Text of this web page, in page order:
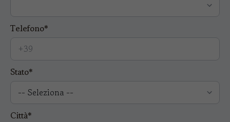
Telefono*
Stato*
Città*